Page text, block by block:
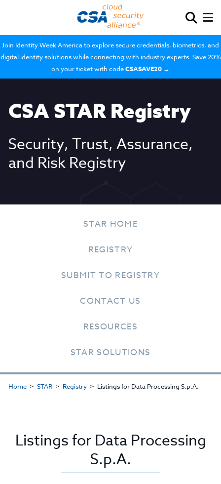
Join Identity Week America to explore secure credentials, biometrics, and
digital identity solutions while connecting with industry experts. Save 20%
on your ticket with codeCSASAVE20 →
CSA STAR Registry
Security, Trust, Assurance,
and Risk Registry
STAR HOME
REGISTRY
SUBMIT TO REGISTRY
CONTACT US
RESOURCES
STAR SOLUTIONS
Home STAR Registry Listings for Data Processing S.p.A.
Listings for Data Processing
S.p.A.